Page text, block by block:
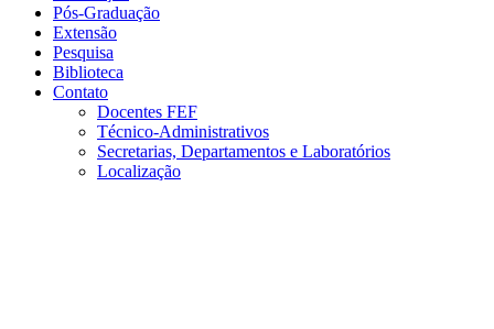
Pós-Graduação
Extensão
Pesquisa
Biblioteca
Contato
Docentes FEF
Técnico-Administrativos
Secretarias, Departamentos e Laboratórios
Localização